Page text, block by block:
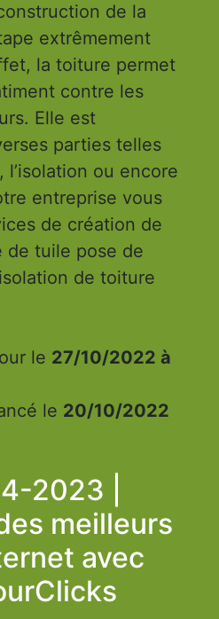
de la
extrêmement
la toiture permet
contre les
Elle est
parties telles
ou encore
entreprise vous
de création de
tuile pose de
de toiture
le 27/10/2022 à
le 20/10/2022
2023 |
meilleurs
avec